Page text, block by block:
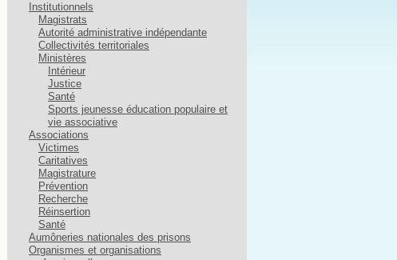
Institutionnels
Magistrats
Autorité administrative indépendante
Collectivités territoriales
Ministères
Intérieur
Justice
Santé
Sports jeunesse éducation populaire et
vie associative
Associations
Victimes
Caritatives
Magistrature
Prévention
Recherche
Réinsertion
Santé
Aumôneries nationales des prisons
Organismes et organisations